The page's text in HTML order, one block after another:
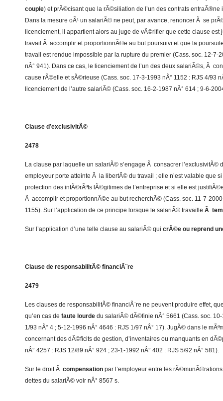
couple) et prÃ©cisant que la rÃ©siliation de l’un des contrats entraÃ®ne
Dans la mesure oÃ¹ un salariÃ© ne peut, par avance, renoncer Ã se
licenciement, il appartient alors au juge de vÃ©rifier que cette clause est
travail Ã accomplir et proportionnÃ©e au but poursuivi et que la
travail est rendue impossible par la rupture du premier (Cass. soc. 12-7-
nÂ° 941). Dans ce cas, le licenciement de l’un des deux salariÃ©s, Ã
cause rÃ©elle et sÃ©rieuse (Cass. soc. 17-3-1993 nÂ° 1152 : RJS 4/93
licenciement de l’autre salariÃ© (Cass. soc. 16-2-1987 nÂ° 614 ; 9-6-
Clause d’exclusivitÃ©
2478
La clause par laquelle un salariÃ© s’engage Ã consacrer l’exclusivitÃ©
employeur porte atteinte Ã la libertÃ© du travail ; elle n’est valable que
protection des intÃ©rÃªts lÃ©gitimes de l’entreprise et si elle est
Ã accomplir et proportionnÃ©e au but recherchÃ© (Cass. soc. 11-7-2000
1155). Sur l’application de ce principe lorsque le salariÃ© travaille Ã
Sur l’application d’une telle clause au salariÃ© qui crÃ©e ou reprend
Clause de responsabilitÃ© financiÃ¨re
2479
Les clauses de responsabilitÃ© financiÃ¨re ne peuvent produire effet,
qu’en cas de faute lourde du salariÃ© dÃ©finie nÂ° 5661 (Cass. soc.
1/93 nÂ° 4 ; 5-12-1996 nÂ° 4646 : RJS 1/97 nÂ° 17). JugÃ© dans le
concernant des dÃ©ficits de gestion, d’inventaires ou manquants en
nÂ° 4257 : RJS 12/89 nÂ° 924 ; 23-1-1992 nÂ° 402 : RJS 5/92 nÂ° 581).
Sur le droit Ã compensation par l’employeur entre les
dettes du salariÃ© voir nÂ° 8567 s.